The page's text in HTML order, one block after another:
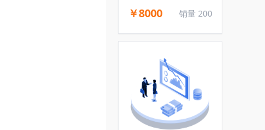
￥8000 销量 200